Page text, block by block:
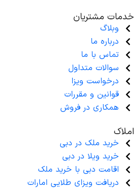
خدمات مشتریان
وبلاگ
درباره ما
تماس با ما
سوالات متداول
درخواست ویزا
قوانین و مقررات
همکاری در فروش
املاک
خرید ملک در دبی
خرید ویلا در دبی
اقامت دبی با خرید ملک
دریافت ویزای طلایی امارات